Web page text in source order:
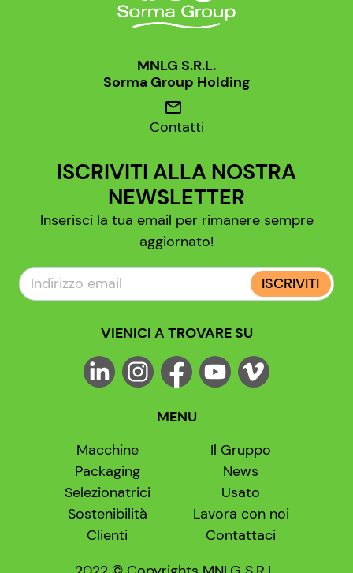
MNLG S.R.L.
Sorma Group Holding
mail
Contatti
ISCRIVITI ALLA NOSTRA
NEWSLETTER
Inserisci la tua email per rimanere sempre
aggiornato!
ISCRIVITI
VIENICI A TROVARE SU
MENU
Macchine
Packaging
Selezionatrici
Sostenibilità
Clienti
Il Gruppo
News
Usato
Lavora con noi
Contattaci